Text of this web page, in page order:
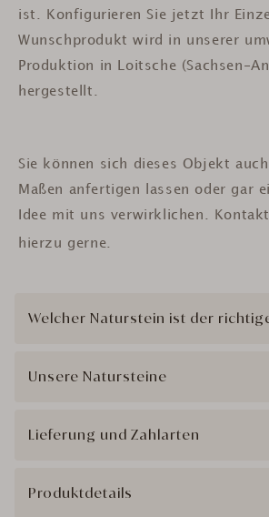
ist.
Konfigurieren Sie jetzt Ihr
Wunschprodukt wird in unserer
Produktion in Loitsche (Sachsen-
hergestellt.
Sie können sich dieses Objekt
Maßen anfertigen lassen oder gar
Idee mit uns verwirklichen.
hierzu gerne.
Welcher Naturstein ist der
Unsere Natursteine
Lieferung und Zahlarten
Produktdetails